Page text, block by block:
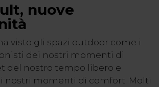
nuove
visto gli spazi outdoor come i
dei nostri momenti di
del nostro tempo libero e
nostri momenti di comfort. Molti